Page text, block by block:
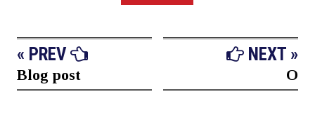
« PREV
Blog post
NEXT »
O